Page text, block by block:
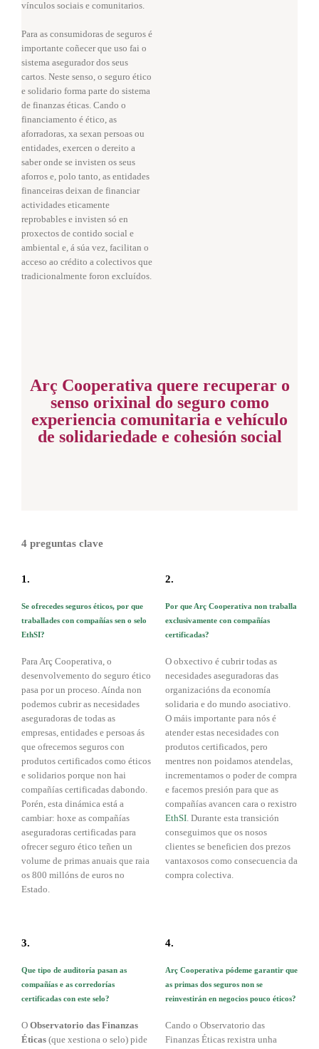
vínculos sociais e comunitarios.
Para as consumidoras de seguros é
importante coñecer que uso fai o
sistema asegurador dos seus
cartos. Neste senso, o seguro ético
e solidario forma parte do sistema
de finanzas éticas. Cando o
financiamento é ético, as
aforradoras, xa sexan persoas ou
entidades, exercen o dereito a
saber onde se invisten os seus
aforros e, polo tanto, as entidades
financeiras deixan de financiar
actividades eticamente
reprobables e invisten só en
proxectos de contido social e
ambiental e, á súa vez, facilitan o
acceso ao crédito a colectivos que
tradicionalmente foron excluídos.
Arç Cooperativa quere recuperar o
senso orixinal do seguro como
experiencia comunitaria e vehículo
de solidariedade e cohesión social
4 preguntas clave
1.
Se ofrecedes seguros éticos, por que
traballades con compañías sen o selo
EthSI?
Para Arç Cooperativa, o
desenvolvemento do seguro ético
pasa por un proceso. Aínda non
podemos cubrir as necesidades
aseguradoras de todas as
empresas, entidades e persoas ás
que ofrecemos seguros con
produtos certificados como éticos
e solidarios porque non hai
compañías certificadas dabondo.
Porén, esta dinámica está a
cambiar: hoxe as compañías
aseguradoras certificadas para
ofrecer seguro ético teñen un
volume de primas anuais que raia
os 800 millóns de euros no
Estado.
2.
Por que Arç Cooperativa non traballa
exclusivamente con compañías
certificadas?
O obxectivo é cubrir todas as
necesidades aseguradoras das
organizacións da economía
solidaria e do mundo asociativo.
O máis importante para nós é
atender estas necesidades con
produtos certificados, pero
mentres non poidamos atendelas,
incrementamos o poder de compra
e facemos presión para que as
compañías avancen cara o rexistro
EthSI. Durante esta transición
conseguimos que os nosos
clientes se beneficien dos prezos
vantaxosos como consecuencia da
compra colectiva.
3.
Que tipo de auditoría pasan as
compañías e as corredorías
certificadas con este selo?
O Observatorio das Finanzas
Éticas (que xestiona o selo) pide
4.
Arç Cooperativa pódeme garantir que
as primas dos seguros non se
reinvestirán en negocios pouco éticos?
Cando o Observatorio das
Finanzas Éticas rexistra unha